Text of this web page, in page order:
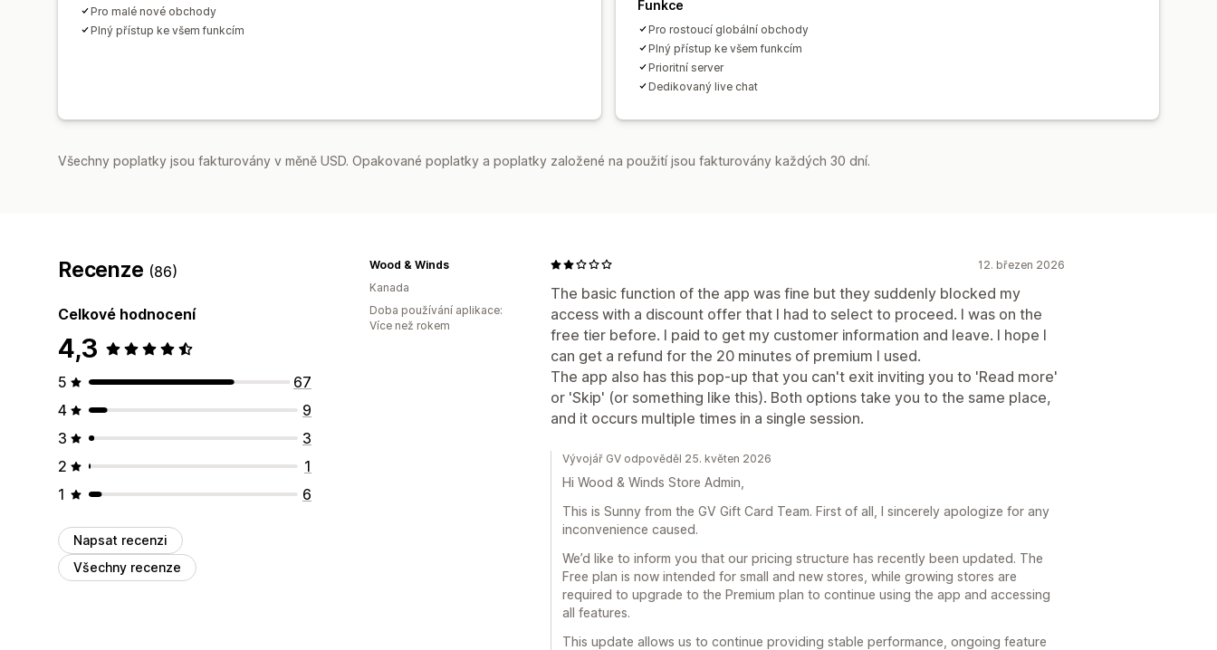
Pro malé nové obchody
Plný přístup ke všem funkcím
Funkce
Pro rostoucí globální obchody
Plný přístup ke všem funkcím
Prioritní server
Dedikovaný live chat
Všechny poplatky jsou fakturovány v měně USD. Opakované poplatky a poplatky založené na použití jsou fakturovány každých 30 dní.
Recenze (86)
Celkové hodnocení
4,3
5
67
4
9
3
3
2
1
1
6
Napsat recenzi
Všechny recenze
12. březen 2026
The basic function of the app was fine but they suddenly blocked my
access with a discount offer that I had to select to proceed. I was on the
free tier before. I paid to get my customer information and leave. I hope I
can get a refund for the 20 minutes of premium I used.
The app also has this pop-up that you can't exit inviting you to 'Read more'
or 'Skip' (or something like this). Both options take you to the same place,
and it occurs multiple times in a single session.
Wood & Winds
Kanada
Doba používání aplikace:
Více než rokem
Vývojář GV odpověděl 25. květen 2026
Hi Wood & Winds Store Admin,
This is Sunny from the GV Gift Card Team. First of all, I sincerely apologize for any
inconvenience caused.
We’d like to inform you that our pricing structure has recently been updated. The
Free plan is now intended for small and new stores, while growing stores are
required to upgrade to the Premium plan to continue using the app and accessing
all features.
This update allows us to continue providing stable performance, ongoing feature